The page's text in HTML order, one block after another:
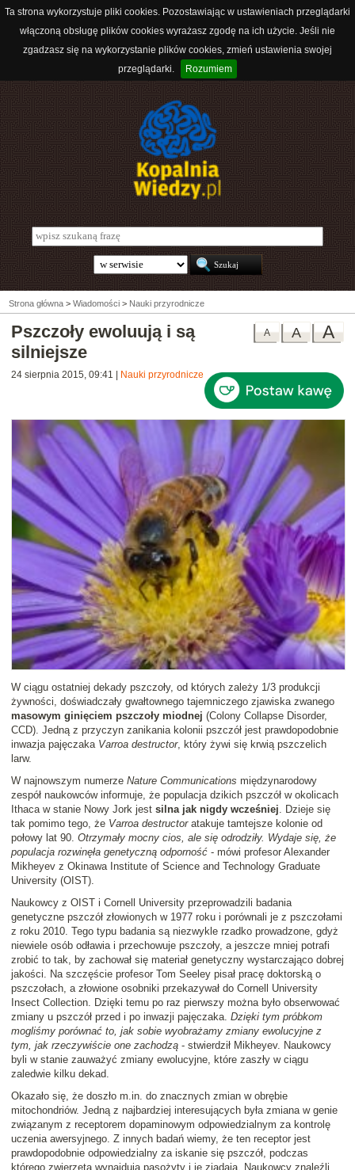
Ta strona wykorzystuje pliki cookies. Pozostawiając w ustawieniach przeglądarki
włączoną obsługę plików cookies wyrażasz zgodę na ich użycie. Jeśli nie
zgadzasz się na wykorzystanie plików cookies, zmień ustawienia swojej
przeglądarki.
Rozumiem
Strona główna > Wiadomości > Nauki przyrodnicze
A
A
A
Pszczoły ewoluują i są
silniejsze
24 sierpnia 2015, 09:41 Nauki przyrodnicze
W ciągu ostatniej dekady pszczoły, od których zależy 1/3 produkcji
żywności, doświadczały gwałtownego tajemniczego zjawiska zwanego
masowym ginięciem pszczoły miodnej (Colony Collapse Disorder,
CCD). Jedną z przyczyn zanikania kolonii pszczół jest prawdopodobnie
inwazja pajęczaka Varroa destructor, który żywi się krwią pszczelich
larw.
W najnowszym numerze Nature Communications międzynarodowy
zespół naukowców informuje, że populacja dzikich pszczół w okolicach
Ithaca w stanie Nowy Jork jest silna jak nigdy wcześniej. Dzieje się
tak pomimo tego, że Varroa destructoratakuje tamtejsze kolonie od
połowy lat 90. Otrzymały mocny cios, ale się odrodziły. Wydaje się, że
populacja rozwinęła genetyczną odporność - mówi profesor Alexander
Mikheyev z Okinawa Institute of Science and Technology Graduate
University (OIST).
Naukowcy z OIST i Cornell University przeprowadzili badania
genetyczne pszczół złowionych w 1977 roku i porównali je z pszczołami
z roku 2010. Tego typu badania są niezwykle rzadko prowadzone, gdyż
niewiele osób odławia i przechowuje pszczoły, a jeszcze mniej potrafi
zrobić to tak, by zachował się materiał genetyczny wystarczająco dobrej
jakości. Na szczęście profesor Tom Seeley pisał pracę doktorską o
pszczołach, a złowione osobniki przekazywał do Cornell University
Insect Collection. Dzięki temu po raz pierwszy można było obserwować
zmiany u pszczół przed i po inwazji pajęczaka. Dzięki tym próbkom
mogliśmy porównać to, jak sobie wyobrażamy zmiany ewolucyjne z
tym, jak rzeczywiście one zachodzą - stwierdził Mikheyev. Naukowcy
byli w stanie zauważyć zmiany ewolucyjne, które zaszły w ciągu
zaledwie kilku dekad.
Okazało się, że doszło m.in. do znacznych zmian w obrębie
mitochondriów. Jedną z najbardziej interesujących była zmiana w genie
związanym z receptorem dopaminowym odpowiedzialnym za kontrolę
uczenia awersyjnego. Z innych badań wiemy, że ten receptor jest
prawdopodobnie odpowiedzialny za iskanie się pszczół, podczas
którego zwierzęta wynajdują pasożyty i je zjadają. Naukowcy znaleźli